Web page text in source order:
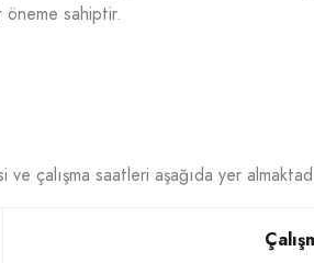
öneme sahiptir.
çalışma saatleri aşağıda yer